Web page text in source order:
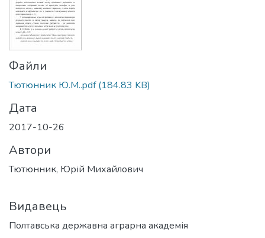
Файли
Тютюнник Ю.М..pdf(184.83 KB)
Дата
2017-10-26
Автори
Тютюнник, Юрій Михайлович
Видавець
Полтавська державна аграрна академія